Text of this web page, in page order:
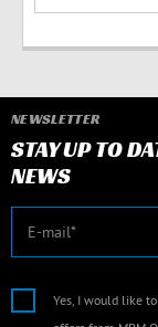
NEWSLETTER
STAY UP TO
NEWS
E-mail
Yes, I would like